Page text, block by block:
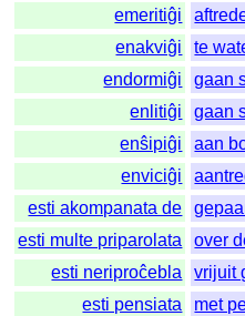
emeritiĝi
enakviĝi
te
endormiĝi
gaan
enlitiĝi
gaan
enŝipiĝi
aan
enviciĝi
esti akompanata de
esti multe priparolata
over
esti neriproĉebla
vrijuit
esti pensiata
met